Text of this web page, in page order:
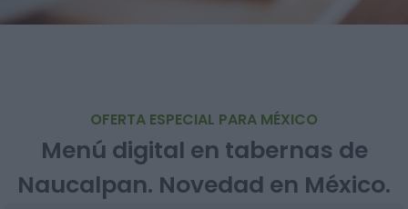
OFERTA ESPECIAL PARA MÉXICO
Menú digital en tabernas de
Naucalpan. Novedad en México.